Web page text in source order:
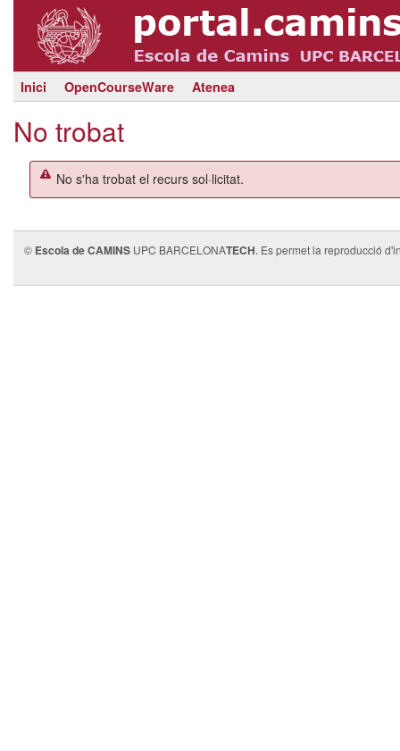
Inici OpenCourseWare Atenea
No trobat
No s'ha trobat el recurs sol·licitat.
© Escola de CAMINS UPC BARCELONATECH. Es permet la reproducció